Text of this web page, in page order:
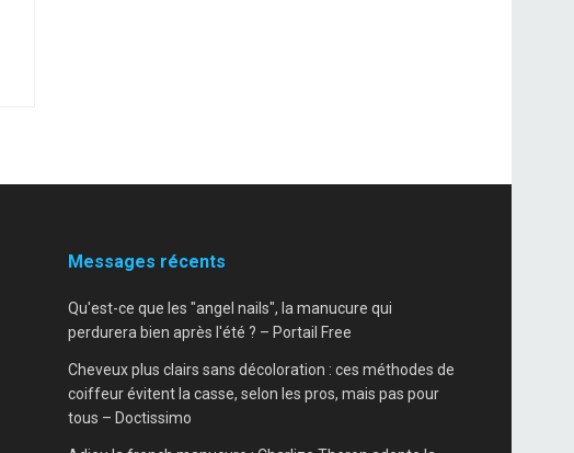
Messages récents
Qu'est-ce que les "angel nails", la manucure qui
perdurera bien après l'été ? – Portail Free
Cheveux plus clairs sans décoloration : ces méthodes de
coiffeur évitent la casse, selon les pros, mais pas pour
tous – Doctissimo